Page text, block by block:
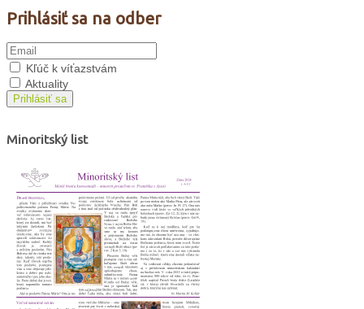
Prihlásiť sa na odber
Kľúč k víťazstvám
Aktuality
Prihlásiť sa
Minoritský list